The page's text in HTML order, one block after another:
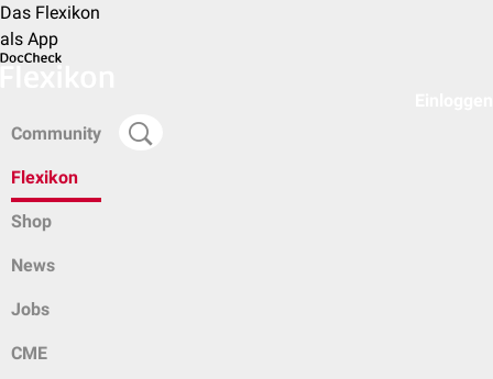
Das Flexikon
als App
Community
Flexikon
Shop
News
Jobs
CME